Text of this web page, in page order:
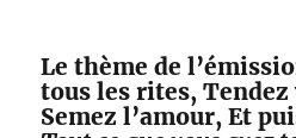
Le thème de
tous les rites,
Semez l’amour, Et